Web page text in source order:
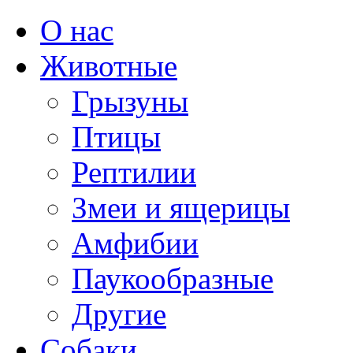
О нас
Животные
Грызуны
Птицы
Рептилии
Змеи и ящерицы
Амфибии
Паукообразные
Другие